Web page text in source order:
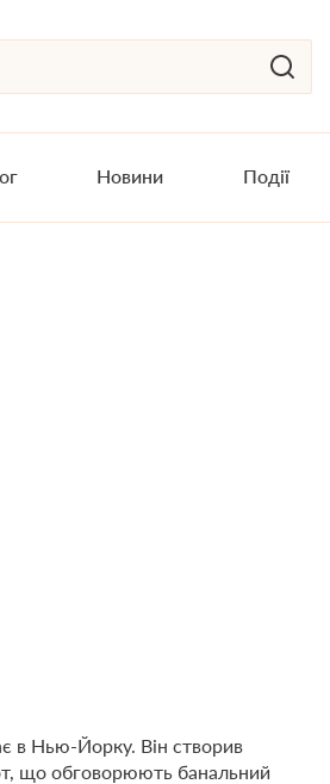
Новини Події
в Нью-Йорку. Він створив
що обговорюють банальний